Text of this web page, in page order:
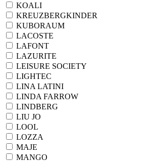
KOALI
KREUZBERGKINDER
KUBORAUM
LACOSTE
LAFONT
LAZURITE
LEISURE SOCIETY
LIGHTEC
LINA LATINI
LINDA FARROW
LINDBERG
LIU JO
LOOL
LOZZA
MAJE
MANGO